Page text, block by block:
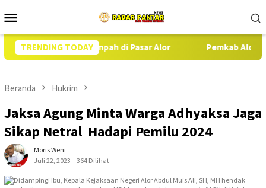
ke
Mobile
TRENDING TODAY
SPHP Melimpah di Pasar Alor Pemkab Alor Kambalikan
Beranda Hukrim
Jaksa Agung Minta Warga Adhyaksa Jaga
Sikap Netral Hadapi Pemilu 2024
Moris Weni
Juli 22, 2023
364 Dilihat